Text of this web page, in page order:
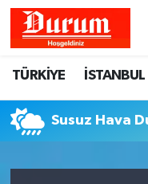
TÜRKİYE İSTANBUL
Susuz Hava
Hava Durumu
Namaz Vakitleri